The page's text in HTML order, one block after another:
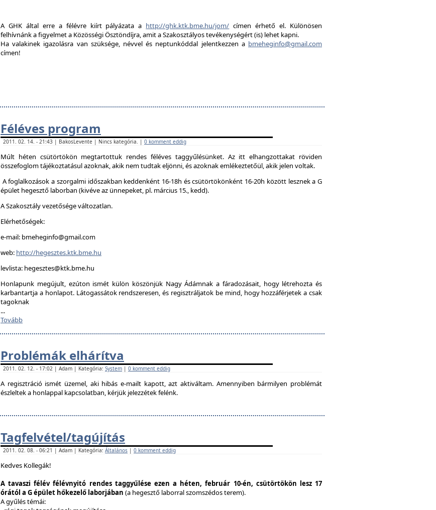
A GHK által erre a félévre kiírt pályázata a http://ghk.ktk.bme.hu/jom/ címen érhető el. Különösen
felhívnánk a figyelmet a Közösségi Ösztöndíjra, amit a Szakosztályos tevékenységért (is) lehet kapni.
Ha valakinek igazolásra van szüksége, névvel és neptunkóddal jelentkezzen a bmeheginfo@gmail.com
címen!
Féléves program
2011. 02. 14. - 21:43 | BakosLevente | Nincs kategória. | 0 komment eddig
Múlt héten csütörtökön megtartottuk rendes féléves taggyűlésünket. Az itt elhangzottakat röviden
összefoglom tájékoztatásul azoknak, akik nem tudtak eljönni, és azoknak emlékeztetőül, akik jelen voltak.
A foglalkozások a szorgalmi időszakban keddenként 16-18h és csütörtökönként 16-20h között lesznek a G
épület hegesztő laborban (kivéve az ünnepeket, pl. március 15., kedd).
A Szakosztály vezetősége változatlan.
Elérhetőségek:
e-mail: bmeheginfo@gmail.com
web: http://hegesztes.ktk.bme.hu
levlista: hegesztes@ktk.bme.hu
Honlapunk megújult, ezúton ismét külön köszönjük Nagy Ádámnak a fáradozásait, hogy létrehozta és
karbantartja a honlapot. Látogassátok rendszeresen, és regisztráljatok be mind, hogy hozzáférjetek a csak
tagoknak
...
Tovább
Problémák elhárítva
2011. 02. 12. - 17:02 | Adam | Kategória: System | 0 komment eddig
A regisztráció ismét üzemel, aki hibás e-mailt kapott, azt aktiváltam. Amennyiben bármilyen problémát
észleltek a honlappal kapcsolatban, kérjük jelezzétek felénk.
Tagfelvétel/tagújítás
2011. 02. 08. - 06:21 | Adam | Kategória: Általános | 0 komment eddig
Kedves Kollegák!
A tavaszi félév félévnyitó rendes taggyűlése ezen a héten, február 10-én, csütörtökön lesz 17
órától a G épület hőkezelő laborjában (a hegesztő laborral szomszédos terem).
A gyűlés témái: